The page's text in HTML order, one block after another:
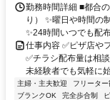
勤務時間詳細 ■都合
り） ✨曜日や時間の
✨24時間いつでも配
仕事内容 ✅ピザ店や
✅チラシ配布量は相
未経験者でも気軽に
主婦・主夫歓迎 フリーター
ブランクOK
完全歩合制